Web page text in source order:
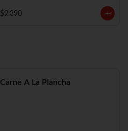
$9.390
Carne A La Plancha